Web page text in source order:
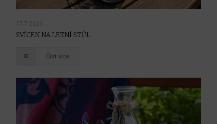
17.7.2026
SVÍCEN NA LETNÍ STŮL
Číst více